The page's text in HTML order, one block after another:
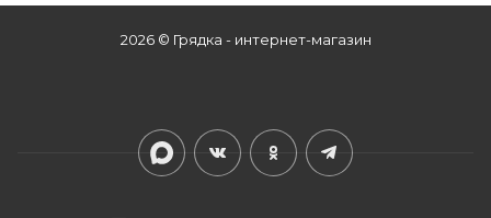
2026 © Грядка - интернет-магазин